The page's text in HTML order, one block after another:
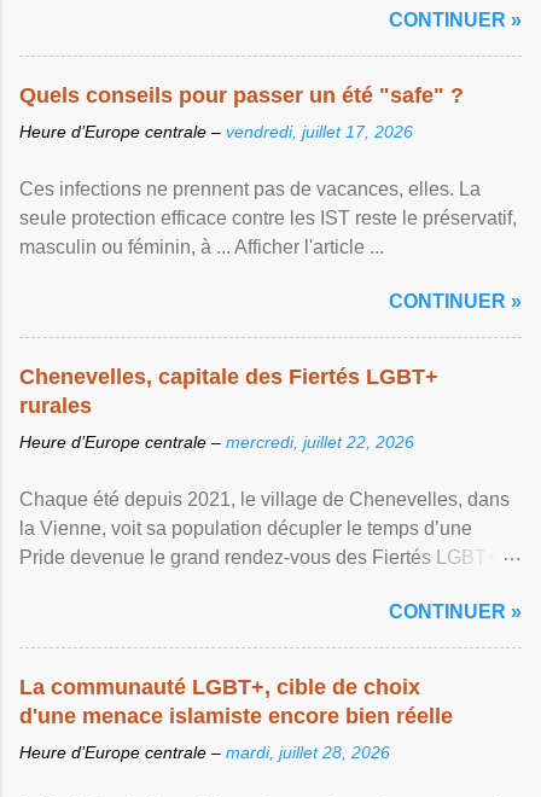
CONTINUER »
Quels conseils pour passer un été "safe" ?
Heure d’Europe centrale – vendredi, juillet 17, 2026
Ces infections ne prennent pas de vacances, elles. La
seule protection efficace contre les IST reste le préservatif,
masculin ou féminin, à ... Afficher l'article ...
CONTINUER »
Chenevelles, capitale des Fiertés LGBT+
rurales
Heure d’Europe centrale – mercredi, juillet 22, 2026
Chaque été depuis 2021, le village de Chenevelles, dans
la Vienne, voit sa population décupler le temps d’une
Pride devenue le grand rendez-vous des Fiertés LGBT+
CONTINUER »
La communauté LGBT+, cible de choix
d'une menace islamiste encore bien réelle
Heure d’Europe centrale – mardi, juillet 28, 2026